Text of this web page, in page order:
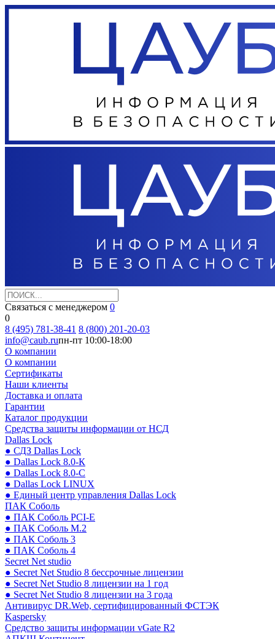
Связаться с менеджером 0
0
8 (495) 781-38-41 8 (800) 201-20-03
info@caub.ruпн-пт 10:00-18:00
О компании
О компании
Сертификаты
Наши клиенты
Доставка и оплата
Гарантии
Каталог продукции
Средства защиты информации от НСД
Dallas Lock
● СДЗ Dallas Lock
● Dallas Lock 8.0-К
● Dallas Lock 8.0-С
● Dallas Lock LINUX
● Единый центр управления Dallas Lock
ПАК Соболь
● ПАК Соболь PCI-E
● ПАК Соболь М.2
● ПАК Соболь 3
● ПАК Соболь 4
Secret Net studio
● Secret Net Studio 8 бессрочные лицензии
● Secret Net Studio 8 лицензии на 1 год
● Secret Net Studio 8 лицензии на 3 года
Антивирус DR.Web, сертифицированный ФСТЭК
Kaspersky
Средство защиты информации vGate R2